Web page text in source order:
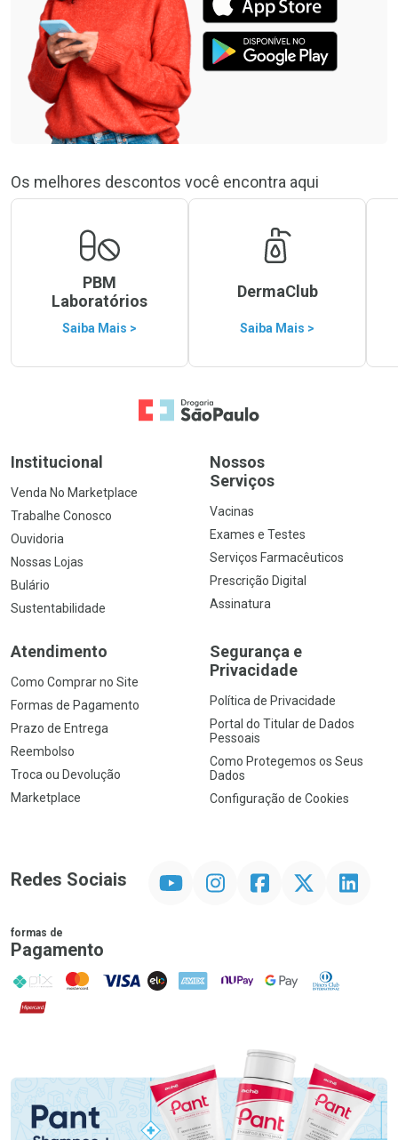
Os melhores descontos você encontra aqui
PBM
Laboratórios
Saiba Mais >
DermaClub
Saiba Mais >
Ir para a Home
Institucional
Venda No Marketplace
Trabalhe Conosco
Ouvidoria
Nossas Lojas
Bulário
Sustentabilidade
Nossos
Serviços
Vacinas
Exames e Testes
Serviços Farmacêuticos
Prescrição Digital
Assinatura
Atendimento
Como Comprar no Site
Formas de Pagamento
Prazo de Entrega
Reembolso
Troca ou Devolução
Marketplace
Segurança e
Privacidade
Política de Privacidade
Portal do Titular de Dados
Pessoais
Como Protegemos os Seus
Dados
Configuração de Cookies
Redes Sociais InstagramFacebookTwitter Linkedin
formas de
Pagamento
PIX MasterCard
VISA ELO AMEX NuPay Google PayDiners Club
Hipercard
Promoção em Destaque